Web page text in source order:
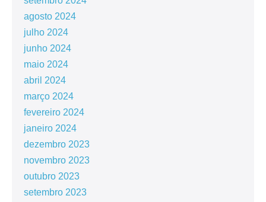
agosto 2024
julho 2024
junho 2024
maio 2024
abril 2024
março 2024
fevereiro 2024
janeiro 2024
dezembro 2023
novembro 2023
outubro 2023
setembro 2023